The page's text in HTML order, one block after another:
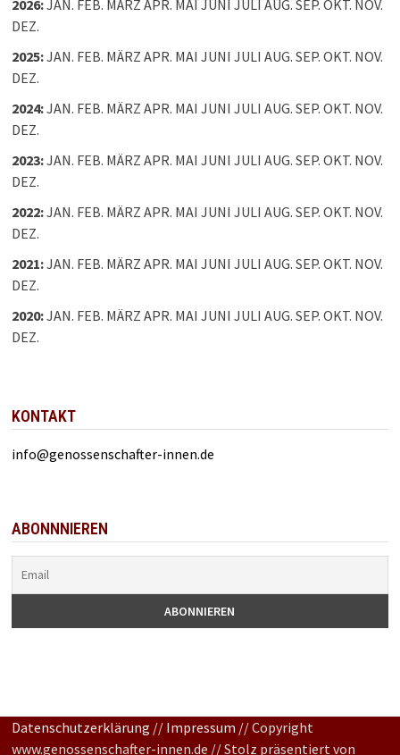
2026:JAN. FEB. MÄRZ APR. MAI JUNI JULI AUG. SEP. OKT. NOV.
DEZ.
2025:JAN. FEB. MÄRZ APR. MAI JUNI JULI AUG. SEP. OKT. NOV.
DEZ.
2024:JAN. FEB. MÄRZ APR. MAI JUNI JULI AUG. SEP. OKT. NOV.
DEZ.
2023:JAN. FEB. MÄRZ APR. MAI JUNI JULI AUG. SEP. OKT. NOV.
DEZ.
2022:JAN. FEB. MÄRZ APR. MAI JUNI JULI AUG. SEP. OKT. NOV.
DEZ.
2021:JAN. FEB. MÄRZ APR. MAI JUNI JULI AUG. SEP. OKT. NOV.
DEZ.
2020:JAN. FEB. MÄRZ APR. MAI JUNI JULI AUG. SEP. OKT. NOV.
DEZ.
KONTAKT
info@genossenschafter-innen.de
ABONNNIEREN
Datenschutzerklärung // Impressum // Copyright
www.genossenschafter-innen.de // Stolz präsentiert von